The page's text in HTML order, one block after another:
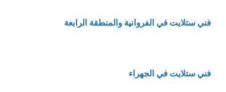
فني ستلايت في الفروانية والمنطقة الرابعة
فني ستلايت في الجهراء